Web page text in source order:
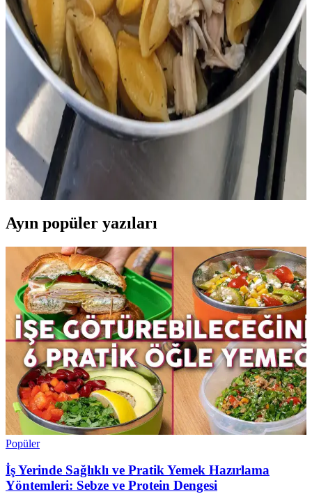
Mağaza İndirim Bölümlerini Düzenli Takip Etmenin
Ekonomik ve Pratik Yöntemleri
Mağaza indirim bölümlerini düzenli kontrol etmek, kaliteli ürünleri
uygun fiyata almak ve ekonomik alışveriş yapmak için önemlidir.
İhtiyaç odaklı seçim ve ürün kontrolü bütçe dostu çözümler sunar.
İndirimli Bütün Tavukların Ekonomik ve Pratik
Kullanımı: Yemek ve Stok Hazırlama Yöntemleri
İndirimli bütün tavuklar, uygun maliyetle çok sayıda porsiyon
yemek hazırlama imkanı sunar. Tavuk suyu ve kemik unu gibi yan
ürünlerle atık azaltılır ve besin değeri artırılır.
Ayın popüler yazıları
Popüler
İş Yerinde Sağlıklı ve Pratik Yemek Hazırlama
Yöntemleri: Sebze ve Protein Dengesi